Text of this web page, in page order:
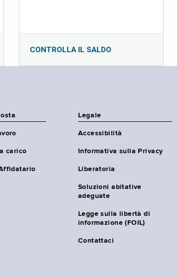
CONTROLLA IL SALDO
carico
Legale
Accessibilità
Informativa sulla Privacy
Liberatoria
Soluzioni abitative
adeguate
Legge sulla libertà di
informazione (FOIL)
Contattaci